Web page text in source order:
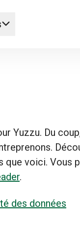
Yuzzu. Du
que voici. Vous
.
des données